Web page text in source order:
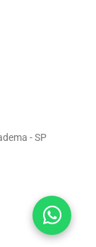
- SP